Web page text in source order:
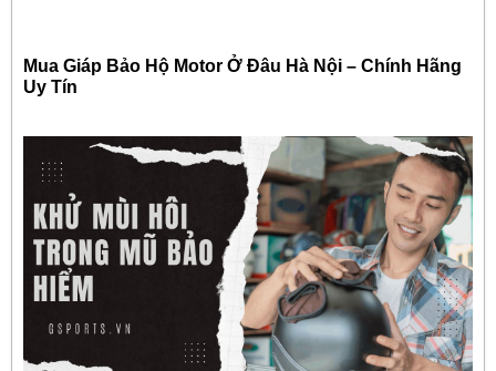
Mua Giáp Bảo Hộ Motor Ở Đâu Hà Nội – Chính Hãng
Uy Tín